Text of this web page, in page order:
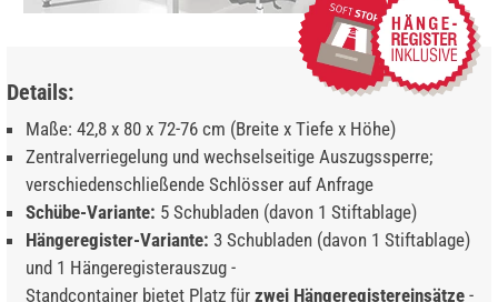
Details:
Maße: 42,8 x 80 x 72-76 cm (Breite x Tiefe x Höhe)
Zentralverriegelung und wechselseitige Auszugssperre;
verschiedenschließende Schlösser auf Anfrage
Schübe-Variante: 5 Schubladen (davon 1 Stiftablage)
Hängeregister-Variante: 3 Schubladen (davon 1 Stiftablage)
und 1 Hängeregisterauszug -
Standcontainer bietet Platz für zwei Hängeregistereinsätze -